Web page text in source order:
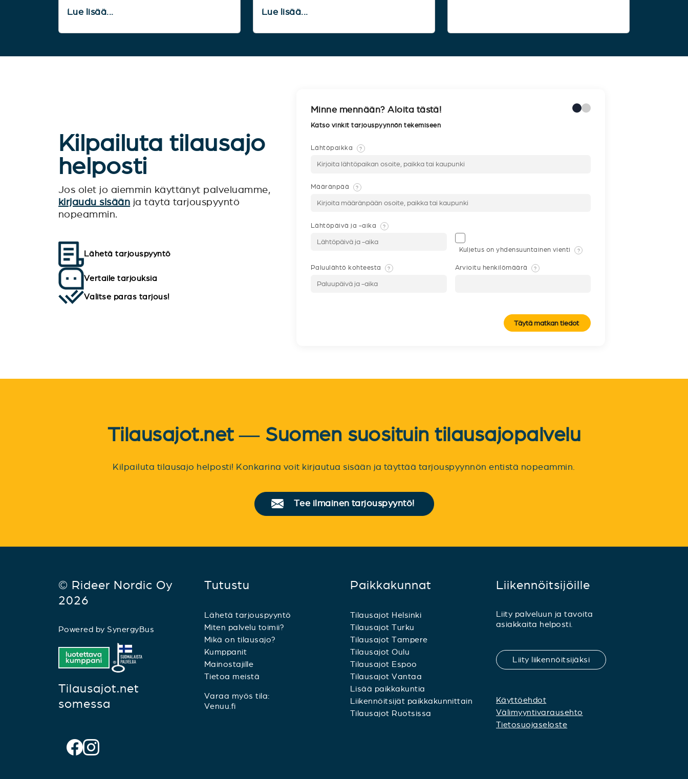
Lue lisää... Lue lisää...
Kilpailuta tilausajo
helposti
Jos olet jo aiemmin käyttänyt palveluamme,
kirjaudu sisään ja täytä tarjouspyyntö
nopeammin.
Lähetä tarjouspyyntö
Vertaile tarjouksia
Valitse paras tarjous!
Minne mennään? Aloita tästä!
Katso vinkit tarjouspyynnön tekemiseen
Lähtöpaikka ?
Määränpää ?
Lähtöpäivä ja -aika ?
Kuljetus on yhdensuuntainen vienti ?
Paluulähtö kohteesta ? Arvioitu henkilömäärä ?
Täytä matkan tiedot
Tilausajot.net — Suomen suosituin tilausajopalvelu
Kilpailuta tilausajo helposti! Konkarina voit kirjautua sisään ja täyttää tarjouspyynnön entistä nopeammin.
Tee ilmainen tarjouspyyntö!
© Rideer Nordic Oy
2026
Powered by SynergyBus
Tilausajot.net
somessa
Tutustu
Lähetä tarjouspyyntö
Miten palvelu toimii?
Mikä on tilausajo?
Kumppanit
Mainostajille
Tietoa meistä
Varaa myös tila:
Venuu.fi
Paikkakunnat
Tilausajot Helsinki
Tilausajot Turku
Tilausajot Tampere
Tilausajot Oulu
Tilausajot Espoo
Tilausajot Vantaa
Lisää paikkakuntia
Liikennöitsijät paikkakunnittain
Tilausajot Ruotsissa
Liikennöitsijöille
Liity palveluun ja tavoita
asiakkaita helposti.
Liity liikennöitsijäksi
Käyttöehdot
Välimyyntivarausehto
Tietosuojaseloste